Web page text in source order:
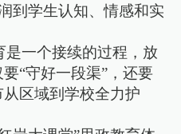
到学生认知、情感和实
是一个接续的过程，放
“守好一段渠”，还要
区域到学校全力护